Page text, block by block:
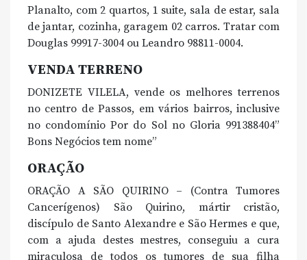
Planalto, com 2 quartos, 1 suite, sala de estar, sala
de jantar, cozinha, garagem 02 carros. Tratar com
Douglas 99917-3004 ou Leandro 98811-0004.
VENDA TERRENO
DONIZETE VILELA, vende os melhores terrenos
no centro de Passos, em vários bairros, inclusive
no condomínio Por do Sol no Gloria 991388404”
Bons Negócios tem nome”
ORAÇÃO
ORAÇÃO A SÃO QUIRINO – (Contra Tumores
Cancerígenos) São Quirino, mártir cristão,
discípulo de Santo Alexandre e São Hermes e que,
com a ajuda destes mestres, conseguiu a cura
miraculosa de todos os tumores de sua filha